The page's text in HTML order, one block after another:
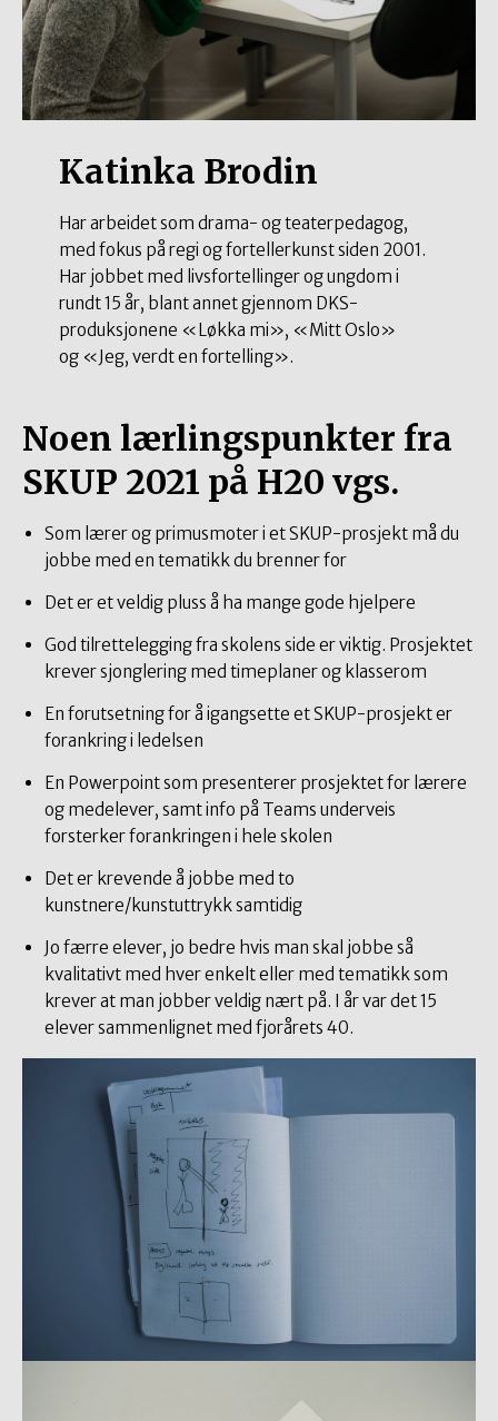
Katinka Brodin
Har arbeidet som drama- og teaterpedagog,
med fokus på regi og fortellerkunst siden 2001.
Har jobbet med livsfortellinger og ungdom i
rundt 15 år, blant annet gjennom DKS-
produksjonene «Løkka mi», «Mitt Oslo»
og «Jeg, verdt en fortelling».
Noen lærlingspunkter fra
SKUP 2021 på H20 vgs.
Som lærer og primusmoter i et SKUP-prosjekt må du
jobbe med en tematikk du brenner for
Det er et veldig pluss å ha mange gode hjelpere
God tilrettelegging fra skolens side er viktig. Prosjektet
krever sjonglering med timeplaner og klasserom
En forutsetning for å igangsette et SKUP-prosjekt er
forankring i ledelsen
En Powerpoint som presenterer prosjektet for lærere
og medelever, samt info på Teams underveis
forsterker forankringen i hele skolen
Det er krevende å jobbe med to
kunstnere/kunstuttrykk samtidig
Jo færre elever, jo bedre hvis man skal jobbe så
kvalitativt med hver enkelt eller med tematikk som
krever at man jobber veldig nært på. I år var det 15
elever sammenlignet med fjorårets 40.